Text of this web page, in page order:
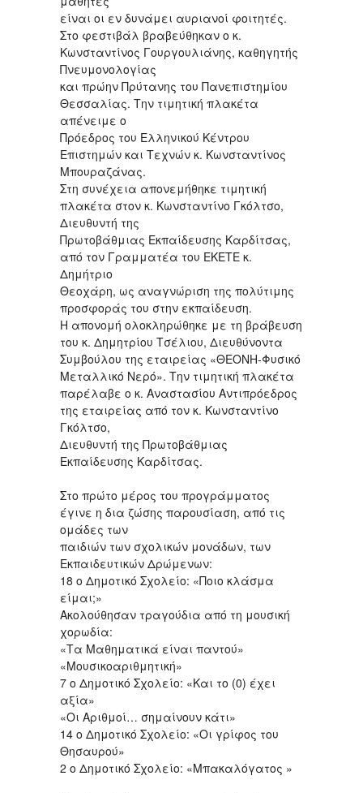
είναι οι εν δυνάμει αυριανοί φοιτητές.
Στο φεστιβάλ βραβεύθηκαν ο κ.
Κωνσταντίνος Γουργουλιάνης, καθηγητής
Πνευμονολογίας
και πρώην Πρύτανης του Πανεπιστημίου
Θεσσαλίας. Την τιμητική πλακέτα
απένειμε ο
Πρόεδρος του Ελληνικού Κέντρου
Επιστημών και Τεχνών κ. Κωνσταντίνος
Μπουραζάνας.
Στη συνέχεια απονεμήθηκε τιμητική
πλακέτα στον κ. Κωνσταντίνο Γκόλτσο,
Διευθυντή της
Πρωτοβάθμιας Εκπαίδευσης Καρδίτσας,
από τον Γραμματέα του ΕΚΕΤΕ κ.
Δημήτριο
Θεοχάρη, ως αναγνώριση της πολύτιμης
προσφοράς του στην εκπαίδευση.
Η απονομή ολοκληρώθηκε με τη βράβευση
του κ. Δημητρίου Τσέλιου, Διευθύνοντα
Συμβούλου της εταιρείας «ΘΕΟΝΗ-Φυσικό
Μεταλλικό Νερό». Την τιμητική πλακέτα
παρέλαβε ο κ. Αναστασίου Αντιπρόεδρος
της εταιρείας από τον κ. Κωνσταντίνο
Γκόλτσο,
Διευθυντή της Πρωτοβάθμιας
Εκπαίδευσης Καρδίτσας.
Στο πρώτο μέρος του προγράμματος
έγινε η δια ζώσης παρουσίαση, από τις
ομάδες των
παιδιών των σχολικών μονάδων, των
Εκπαιδευτικών Δρώμενων:
18 ο Δημοτικό Σχολείο: «Ποιο κλάσμα
είμαι;»
Ακολούθησαν τραγούδια από τη μουσική
χορωδία:
«Τα Μαθηματικά είναι παντού»
«Μουσικοαριθμητική»
7 ο Δημοτικό Σχολείο: «Και το (0) έχει
αξία»
«Οι Αριθμοί… σημαίνουν κάτι»
14 ο Δημοτικό Σχολείο: «Οι γρίφος του
Θησαυρού»
2 ο Δημοτικό Σχολείο: «Μπακαλόγατος »